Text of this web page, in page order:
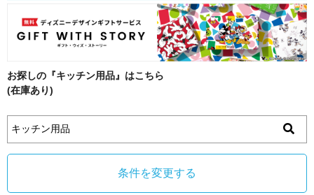
お探しの『キッチン用品』はこちら
(在庫あり)
条件を変更する